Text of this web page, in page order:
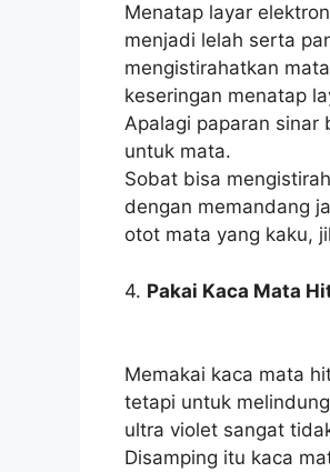
Menatap layar
menjadi lelah serta
mengistirahatkan
keseringan menatap
Apalagi paparan sinar
untuk mata.
Sobat bisa
dengan memandang
otot mata yang kaku,
4. Pakai Kaca Mata
Memakai kaca mata
tetapi untuk
ultra violet sangat
Disamping itu kaca